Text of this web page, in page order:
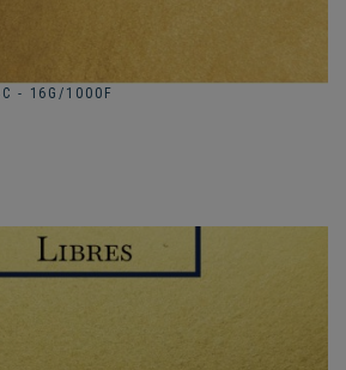
- 16G/1000F